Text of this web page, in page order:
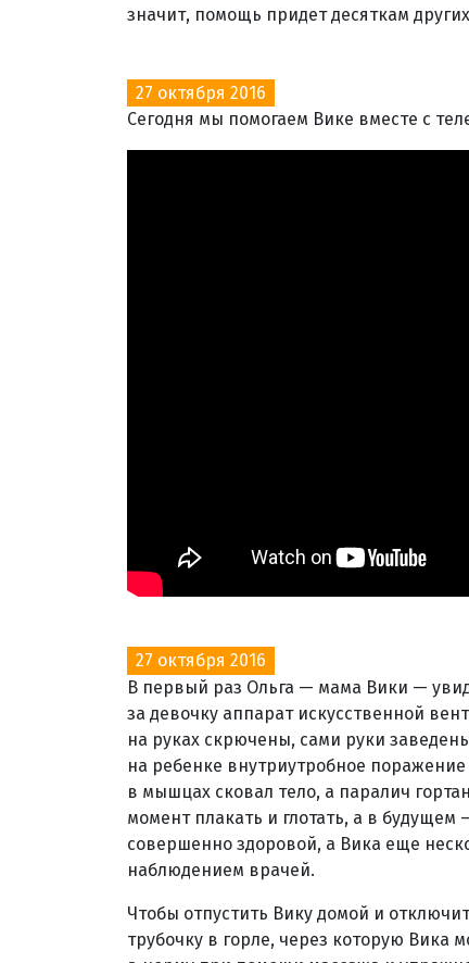
значит, помощь придет десяткам
27 октября 2016
Сегодня мы помогаем Вике вместе с
27 октября 2016
В первый раз Ольга — мама Вики —
за девочку аппарат искусственной
на руках скрючены, сами руки
на ребенке внутриутробное
в мышцах сковал тело, а паралич
момент плакать и глотать, а в
совершенно здоровой, а Вика еще
наблюдением врачей.
Чтобы отпустить Вику домой и
трубочку в горле, через которую